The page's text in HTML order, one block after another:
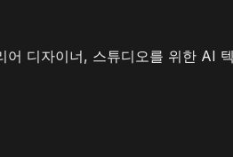
어 디자이너, 스튜디오를 위한 AI